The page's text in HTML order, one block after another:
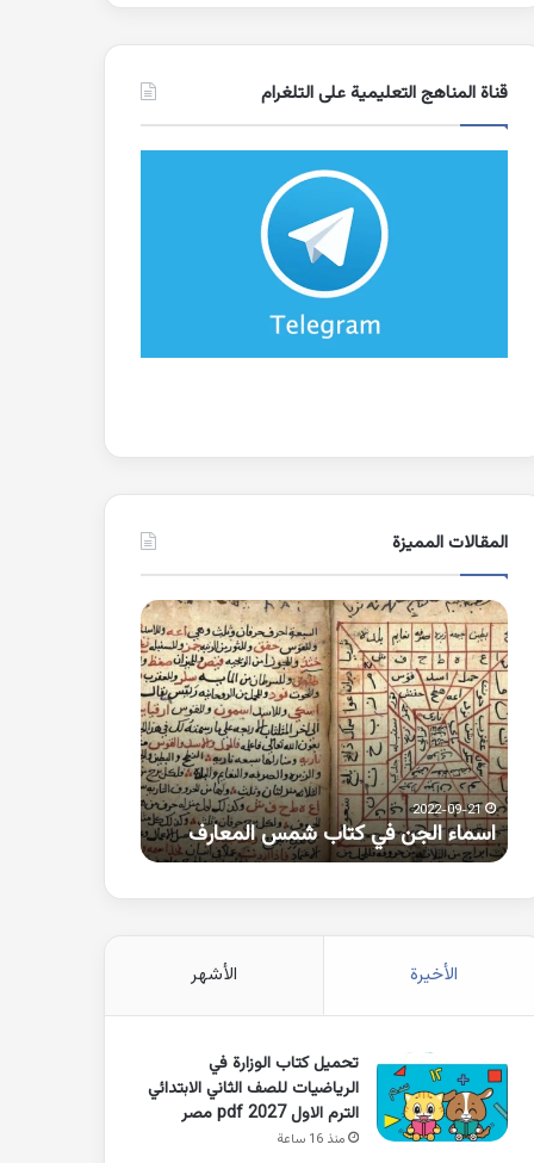
قناة المناهج التعليمية على التلغرام
المقالات المميزة
اسماء
الجن
في
كتاب
شمس
المعارف
2022-09-21
اسماء الجن في كتاب شمس المعارف
كلمات
بها
همزة
متطرفة
على
الواو
الأخيرة الأشهر
تحميل كتاب الوزارة في
الرياضيات للصف الثاني الابتدائي
الترم الاول 2027 pdf مصر
منذ 16 ساعة